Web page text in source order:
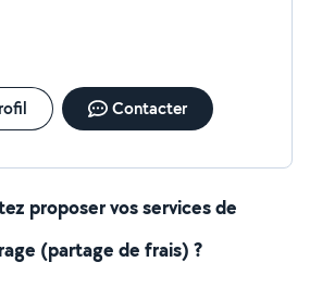
Contacter
proposer vos services de
(partage de frais) ?